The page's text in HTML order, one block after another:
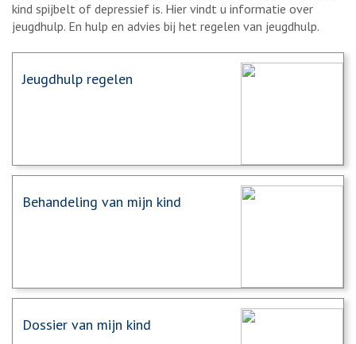
kind spijbelt of depressief is. Hier vindt u informatie over
jeugdhulp. En hulp en advies bij het regelen van jeugdhulp.
Jeugdhulp regelen
Behandeling van mijn kind
Dossier van mijn kind